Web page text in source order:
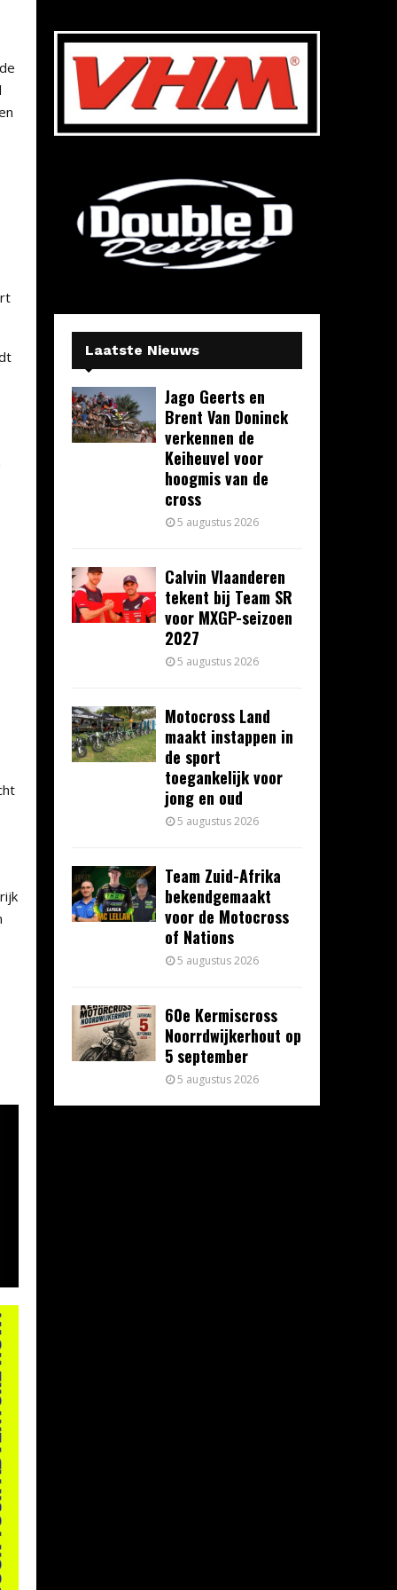
Laatste Nieuws
Jago Geerts en
Brent Van Doninck
verkennen de
Keiheuvel voor
hoogmis van de
cross
5 augustus 2026
Calvin Vlaanderen
tekent bij Team SR
voor MXGP-seizoen
2027
5 augustus 2026
Motocross Land
maakt instappen in
de sport
toegankelijk voor
jong en oud
5 augustus 2026
Team Zuid-Afrika
bekendgemaakt
voor de Motocross
of Nations
5 augustus 2026
60e Kermiscross
Noorrdwijkerhout op
5 september
5 augustus 2026